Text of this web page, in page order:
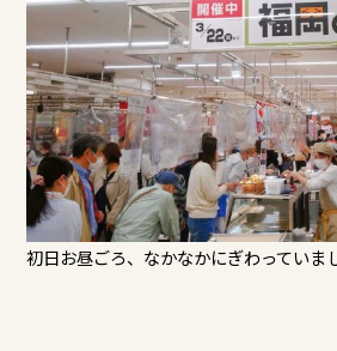
初日お昼ごろ、なかなかにぎわっていま